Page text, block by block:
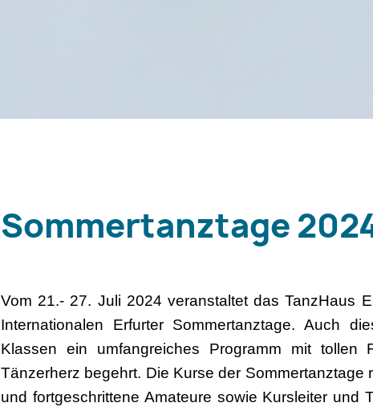
Sommertanztage
Vom 21.- 27. Juli 2024 veranstaltet das TanzHaus
Internationalen Erfurter Sommertanztage. Auch
Klassen ein umfangreiches Programm mit tollen
Tänzerherz begehrt. Die Kurse der
und fortgeschrittene Amateure sowie Kursleiter und